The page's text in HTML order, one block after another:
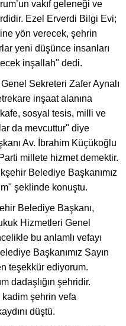
vakıf geleneği ve
Ezel Erverdi Bilgi Evi;
yön verecek, şehrin
yeni düşünce insanları
inşallah" dedi.
Sekreteri Zafer Aynalı
inşaat alanına
sosyal tesis, milli ve
da mevcuttur" diye
Av. İbrahim Küçükoğlu
millete hizmet demektir.
Belediye Başkanımız
şeklinde konuştu.
Belediye Başkanı,
Hizmetleri Genel
bu anlamlı vefayı
Başkanımız Sayın
teşekkür ediyorum.
dadaşlığın şehridir.
kadim şehrin vefa
düştü.